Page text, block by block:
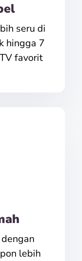
seru di
hingga 7
favorit
lebih